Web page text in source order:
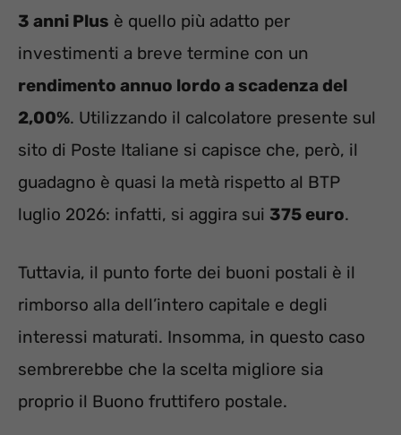
3 anni Plus è quello più adatto per
investimenti a breve termine con un
rendimento annuo lordo a scadenza del
2,00%. Utilizzando il calcolatore presente sul
sito di Poste Italiane si capisce che, però, il
guadagno è quasi la metà rispetto al BTP
luglio 2026: infatti, si aggira sui 375 euro.
Tuttavia, il punto forte dei buoni postali è il
rimborso alla dell’intero capitale e degli
interessi maturati. Insomma, in questo caso
sembrerebbe che la scelta migliore sia
proprio il Buono fruttifero postale.